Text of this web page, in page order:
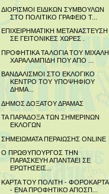
ΔΙΟΡΙΣΜΟΙ ΕΙΔΙΚΩΝ ΣΥΜΒΟΥΛΩΝ
ΣΤΟ ΠΟΛΙΤΙΚΟ ΓΡΑΦΕΙΟ Τ...
ΕΠΙΧΕΙΡΗΜΑΤΙΚΗ ΜΕΤΑΝΑΣΤΕΥΣΗ
ΣΕ ΓΕΙΤΟΝΙΚΕΣ ΧΩΡΕΣ .
ΠΡΟΦΗΤΙΚΑ ΤΑ ΛΟΓΙΑ ΤΟΥ ΜΙΧΑΛΗ
ΧΑΡΑΛΑΜΠΙΔΗ ΠΟΥ ΑΠΟ ...
ΒΑΝΔΑΛΙΣΜΟΙ ΣΤΟ ΕΚΛΟΓΙΚΟ
ΚΕΝΤΡΟ ΤΟΥ ΥΠΟΨΗΦΙΟΥ
ΔΗΜΑ...
ΔΗΜΟΣ ΔΟΞΑΤΟΥ ΔΡΑΜΑΣ
ΤΑ ΠΑΡΑΔΟΞΑ ΤΩΝ ΣΗΜΕΡΙΝΩΝ
ΕΚΛΟΓΩΝ
ΣΗΜΕΙΩΜΑΤΑ ΠΕΡΑΙΩΣΗΣ ONLINE
Ο ΠΡΩΘΥΠΟΥΡΓΟΣ ΤΗΝ
ΠΑΡΑΣΚΕΥΗ ΑΠΑΝΤΑΕΙ ΣΕ
ΕΡΩΤΗΣΕΙΣ...
ΚΑΡΤΑ ΤΟΥ ΠΟΛΙΤΗ - ΦΟΡΟΚΑΡΤΑ
- ΕΝΑ ΠΡΟΦΗΤΙΚΟ ΑΠΟΣΠ...